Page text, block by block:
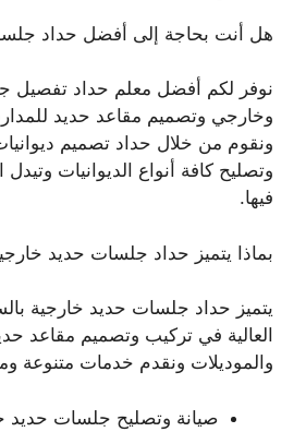
هل أنت بحاجة إلى أفضل حداد
نوفر لكم أفضل معلم حداد تفصيل
وخارجي وتصميم مقاعد حديد
ونقوم من خلال حداد تصميم
وتصليح كافة أنواع الديوانيات
فيها.
بماذا يتميز حداد جلسات حديد
يتميز حداد جلسات حديد خارجية
العالية في تركيب وتصميم مقاعد
والموديلات ونقدم خدمات متنوعة
صيانة وتصليح جلسات حديد